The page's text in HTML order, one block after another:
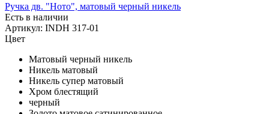
Ручка дв. "Ното", матовый черный никель
Есть в наличии
Артикул: INDH 317-01
Цвет
Матовый черный никель
Никель матовый
Никель супер матовый
Хром блестящий
черный